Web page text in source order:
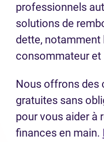
professionnels
solutions de
dette,
consommateur et
Nous offrons des
gratuites sans
pour vous aider à
finances en main.